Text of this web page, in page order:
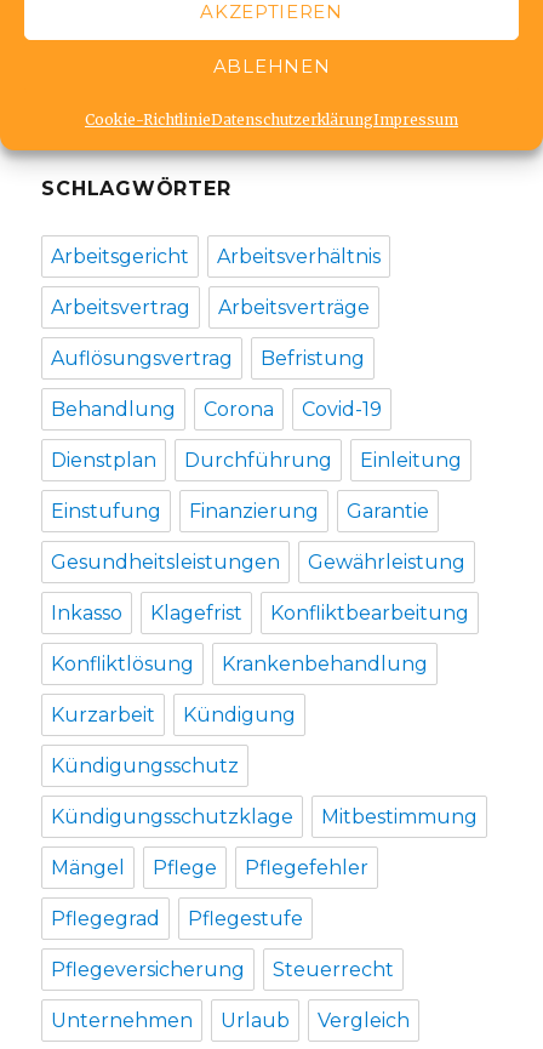
AKZEPTIEREN
ABLEHNEN
Cookie-RichtlinieDatenschutzerklärungImpressum
Medizin und Pflege
SCHLAGWÖRTER
Arbeitsgericht Arbeitsverhältnis
Arbeitsvertrag Arbeitsverträge
Auflösungsvertrag Befristung
Behandlung Corona Covid-19
Dienstplan Durchführung Einleitung
Einstufung Finanzierung Garantie
Gesundheitsleistungen Gewährleistung
Inkasso Klagefrist Konfliktbearbeitung
Konfliktlösung Krankenbehandlung
Kurzarbeit Kündigung
Kündigungsschutz
Kündigungsschutzklage Mitbestimmung
Mängel Pflege Pflegefehler
Pflegegrad Pflegestufe
Pflegeversicherung Steuerrecht
Unternehmen Urlaub Vergleich